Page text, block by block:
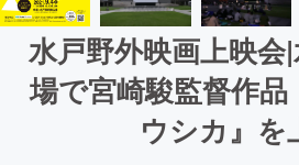
水戸野外映画上映会
場で宮崎駿監督作
ウシカ』を